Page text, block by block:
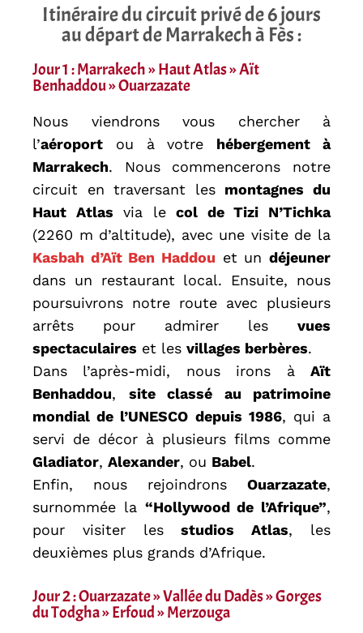
Itinéraire du circuit privé de 6 jours
au départ de Marrakech à Fès :
Jour 1 : Marrakech » Haut Atlas » Aït
Benhaddou » Ouarzazate
Nous viendrons vous chercher à
l’aéroport ou à votre hébergement à
Marrakech. Nous commencerons notre
circuit en traversant les montagnes du
Haut Atlas via lecol de Tizi N’Tichka
(2260 m d’altitude), avec une visite de la
Kasbah d’Aït Ben Haddou et un déjeuner
dans un restaurant local. Ensuite, nous
poursuivrons notre route avec plusieurs
arrêts pour admirer les vues
spectaculaires et les villages berbères.
Dans l’après-midi, nous irons à Aït
Benhaddou, site classé au patrimoine
mondial de l’UNESCO depuis 1986, qui a
servi de décor à plusieurs films comme
Gladiator, Alexander, ou Babel.
Enfin, nous rejoindrons Ouarzazate,
surnommée la “Hollywood de l’Afrique”,
pour visiter lesstudios Atlas, les
deuxièmes plus grands d’Afrique.
Jour 2 : Ouarzazate » Vallée du Dadès » Gorges
du Todgha » Erfoud » Merzouga